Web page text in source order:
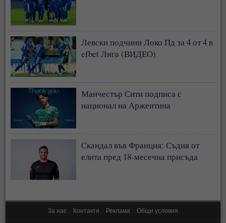
Левски подчини Локо Пд за 4 от 4 в
efbet Лига (ВИДЕО)
Манчестър Сити подписа с
национал на Аржентина
Скандал във Франция: Съдия от
елита пред 18-месечна присъда
За нас Контакти Реклама Общи условия